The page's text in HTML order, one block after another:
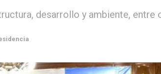
desarrollo y ambiente, entre